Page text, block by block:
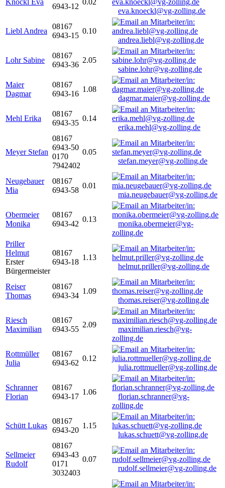
Knöckl Eva
6943-12
0.02
eva.knoeckl@vg-zolling.de
Liebl Andrea
08167
6943-15
0.10
andrea.liebl@vg-zolling.de
Lohr Sabine
08167
6943-36
2.05
sabine.lohr@vg-zolling.de
Maier
Dagmar
08167
6943-16
1.08
dagmar.maier@vg-zolling.de
Mehl Erika
08167
6943-35
0.14
erika.mehl@vg-zolling.de
Meyer Stefan
08167
6943-50
0170
7942402
0.05
stefan.meyer@vg-zolling.de
Neugebauer
Mia
08167
6943-58
0.01
mia.neugebauer@vg-zolling.de
Obermeier
Monika
08167
6943-42
0.13
monika.obermeier@vg-
zolling.de
Priller
Helmut
Erster
Bürgermeister
08167
6943-18
1.13
helmut.priller@vg-zolling.de
Reiser
Thomas
08167
6943-34
1.09
thomas.reiser@vg-zolling.de
Riesch
Maximilian
08167
6943-55
2.09
maximilian.riesch@vg-
zolling.de
Rottmüller
Julia
08167
6943-62
0.12
julia.rottmueller@vg-zolling.de
Schranner
Florian
08167
6943-17
1.06
florian.schranner@vg-
zolling.de
Schütt Lukas
08167
6943-20
1.15
lukas.schuett@vg-zolling.de
Sellmeier
Rudolf
08167
6943-43
0171
3032403
0.07
rudolf.sellmeier@vg-zolling.de